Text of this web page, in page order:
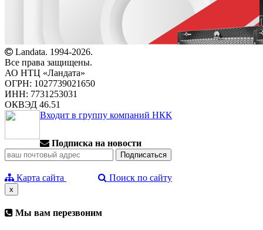
Landata. 1994-2026.
Все права защищены.
АО НТЦ «Ландата»
ОГРН: 1027739021650
ИНН: 7731253031
ОКВЭД 46.51
Входит в группу компаний НКК
Подписка на новости
Карта сайта Поиск по сайту
x
Мы вам перезвоним